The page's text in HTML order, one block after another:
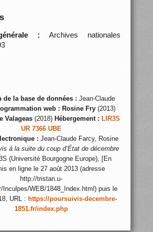
: Archives nationales
de la base de données : Jean-Claude
web : Rosine Fry(2013)
Valageas (2018) Hébergement : LIR3S
UR 7366 UBE
: Jean-Claude Farcy, Rosine
à la suite du coup d’État de décembre
(Université Bourgogne Europe), [En
en ligne le 27 août 2013 (adresse
http://tristan.u-
Inculpes/WEB/1848_Index.html) puis le
URL : https://poursuivis-decembre-
1851.fr/index.php